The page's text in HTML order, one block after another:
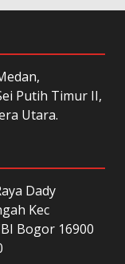
Putih Timur II,
Utara.
Dady
Kec
Bogor 16900